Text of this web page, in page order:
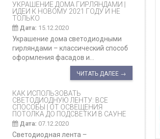
УКРАШЕНИЕ ДОМА ГИРЛЯНДАМИ |
ИДЕИ К НОВОМУ 2021 ГОДУ И НЕ
ТОЛЬКО
Дата: 15.12.2020
Украшение дома светодиодными
гирляндами – классический способ
оформления фасадов и...
ЧИТАТЬ ДАЛЕЕ →
КАК ИСПОЛЬЗОВАТЬ
СВЕТОДИОДНУЮ ЛЕНТУ: ВСЕ
СПОСОБЫ | ОТ ОСВЕЩЕНИЯ
ПОТОЛКА ДО ПОДСВЕТКИ В САУНЕ
Дата: 07.12.2020
Светодиодная лента –